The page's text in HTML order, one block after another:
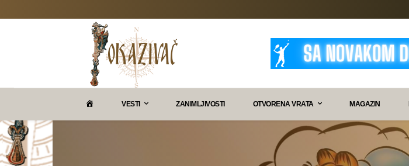
VESTI ZANIMLJIVOSTI OTVORENA VRATA MAGAZIN